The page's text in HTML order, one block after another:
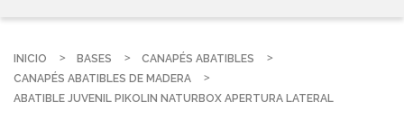
INICIO BASES
CANAPÉS ABATIBLES
CANAPÉS ABATIBLES DE MADERA
ABATIBLE JUVENIL PIKOLIN NATURBOX APERTURA LATERAL